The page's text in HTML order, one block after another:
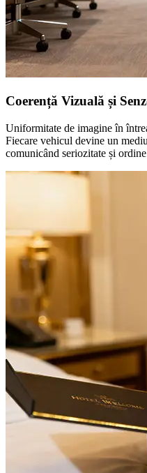
Coerență Vizuală și
Uniformitate de imagine în
Fiecare vehicul devine un
comunicând seriozitate și